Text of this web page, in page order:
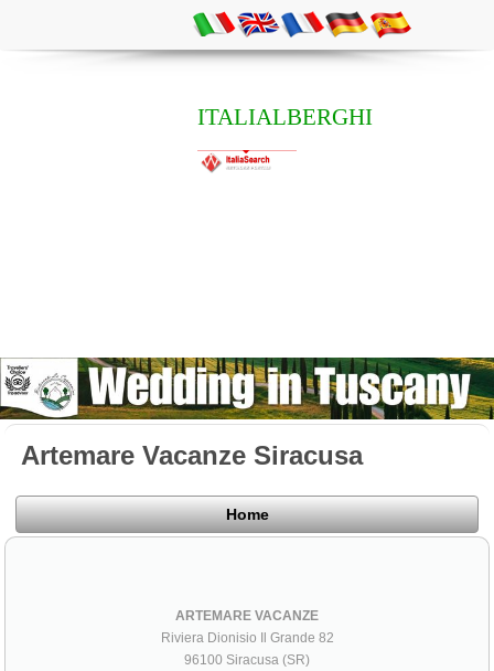
ITALIALBERGHI
Artemare Vacanze Siracusa
Home
ARTEMARE VACANZE
Riviera Dionisio Il Grande 82
96100 Siracusa (SR)